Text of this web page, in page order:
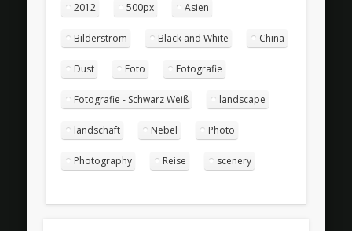
2012 500px Asien
Bilderstrom Black and White China
Dust Foto Fotografie
Fotografie - Schwarz Weiß landscape
landschaft Nebel Photo
Photography Reise scenery